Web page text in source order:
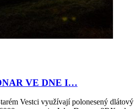
VE DNE I…
Vestci využívají polonesený dlátový